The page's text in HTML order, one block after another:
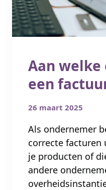
Aan
een
26 maart 2025
Als ondernemer
correcte facturen
je producten of
andere